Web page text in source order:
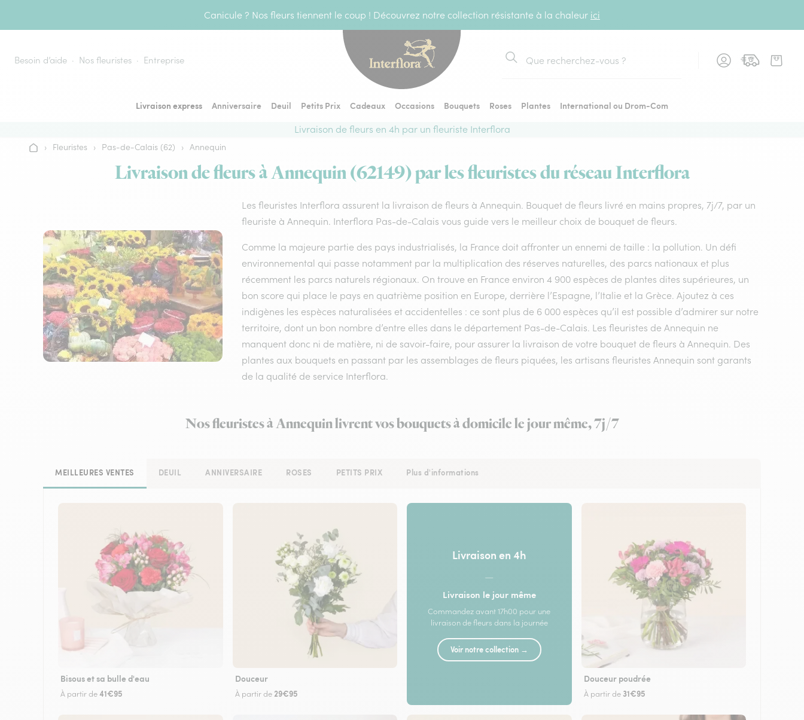
Canicule ? Nos fleurs tiennent le coup ! Découvrez notre collection résistante à la chaleur ici
Besoin d’aide Nos fleuristes Entreprise
Rechercher
Livraison express Anniversaire Deuil Petits Prix Cadeaux Occasions Bouquets Roses Plantes
International ou Drom-Com
Livraison de fleurs en 4h par un fleuriste Interflora
Accueil
› Fleuristes › Pas-de-Calais (62) › Annequin
Livraison de fleurs à Annequin (62149) par les fleuristes du réseau Interflora
Les fleuristes Interflora assurent la livraison de fleurs à Annequin. Bouquet de fleurs livré en mains propres, 7j/7, par un
fleuriste à Annequin. Interflora Pas-de-Calais vous guide vers le meilleur choix de bouquet de fleurs.
Comme la majeure partie des pays industrialisés, la France doit affronter un ennemi de taille : la pollution. Un défi
environnemental qui passe notamment par la multiplication des réserves naturelles, des parcs nationaux et plus
récemment les parcs naturels régionaux. On trouve en France environ 4 900 espèces de plantes dites supérieures, un
bon score qui place le pays en quatrième position en Europe, derrière l’Espagne, l’Italie et la Grèce. Ajoutez à ces
indigènes les espèces naturalisées et accidentelles : ce sont plus de 6 000 espèces qu’il est possible d’admirer sur notre
territoire, dont un bon nombre d’entre elles dans le département Pas-de-Calais. Les fleuristes de Annequin ne
manquent donc ni de matière, ni de savoir-faire, pour assurer la livraison de votre bouquet de fleurs à Annequin. Des
plantes aux bouquets en passant par les assemblages de fleurs piquées, les artisans fleuristes Annequin sont garants
de la qualité de service Interflora.
Nos fleuristes à Annequin livrent vos bouquets à domicile le jour même, 7j/7
MEILLEURES VENTES DEUIL ANNIVERSAIRE ROSES PETITS PRIX Plus d'informations
Bisous et sa bulle d'eau
À partir de41€95
Douceur
À partir de 29€95
Livraison en 4h
—
Livraison le jour même
Commandez avant 17h00 pour une
livraison de fleurs dans la journée
Voir notre collection →
Douceur poudrée
À partir de 31€95